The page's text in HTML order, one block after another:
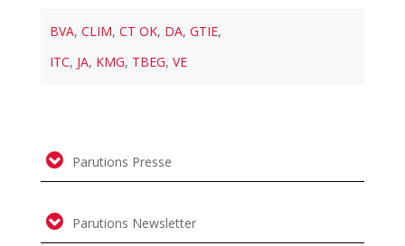
BVA,CLIM,CT OK, DA,GTIE,
ITC, JA, KMG, TBEG,VE
Parutions Presse
Parutions Newsletter